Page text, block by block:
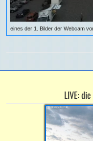
eines der 1. Bilder der Webcam
LIVE: